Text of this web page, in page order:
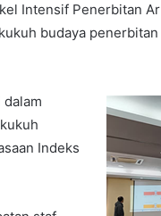
Intensif Penerbitan
budaya
Indeks